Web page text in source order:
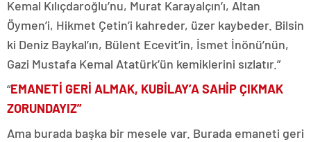
Kemal Kılıçdaroğlu’nu, Murat Karayalçın’ı, Altan
Öymen’i, Hikmet Çetin’i kahreder, üzer kaybeder. Bilsin
ki Deniz Baykal’ın, Bülent Ecevit’in, İsmet İnönü’nün,
Gazi Mustafa Kemal Atatürk’ün kemiklerini sızlatır.”
“EMANETİ GERİ ALMAK, KUBİLAY’A SAHİP ÇIKMAK
ZORUNDAYIZ”
Ama burada başka bir mesele var. Burada emaneti geri